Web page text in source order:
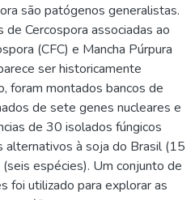
são patógenos generalistas.
Cercospora associadas ao
(CFC) e Mancha Púrpura
ser historicamente
foram montados bancos de
de sete genes nucleares e
de 30 isolados fúngicos
à soja do Brasil (15
espécies). Um conjunto de
foi utilizado para explorar as